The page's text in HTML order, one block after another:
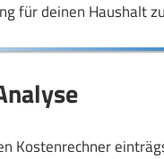
für deinen Haushalt
Kostenrechner